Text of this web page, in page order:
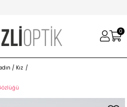
0
/ Kız